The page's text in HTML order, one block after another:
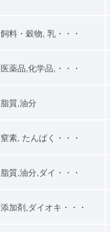
飼料・穀物, 乳・・・
医薬品,化学品,・・・
脂質,油分
窒素, たんぱく・・・
脂質,油分,ダイ・・・
添加剤,ダイオキ・・・